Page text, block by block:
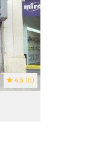
4.5 (8)